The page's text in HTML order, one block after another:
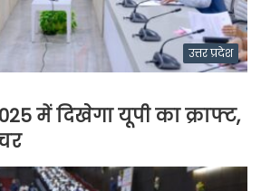
उत्तर प्रदेश
में दिखेगा यूपी का क्राफ्ट,